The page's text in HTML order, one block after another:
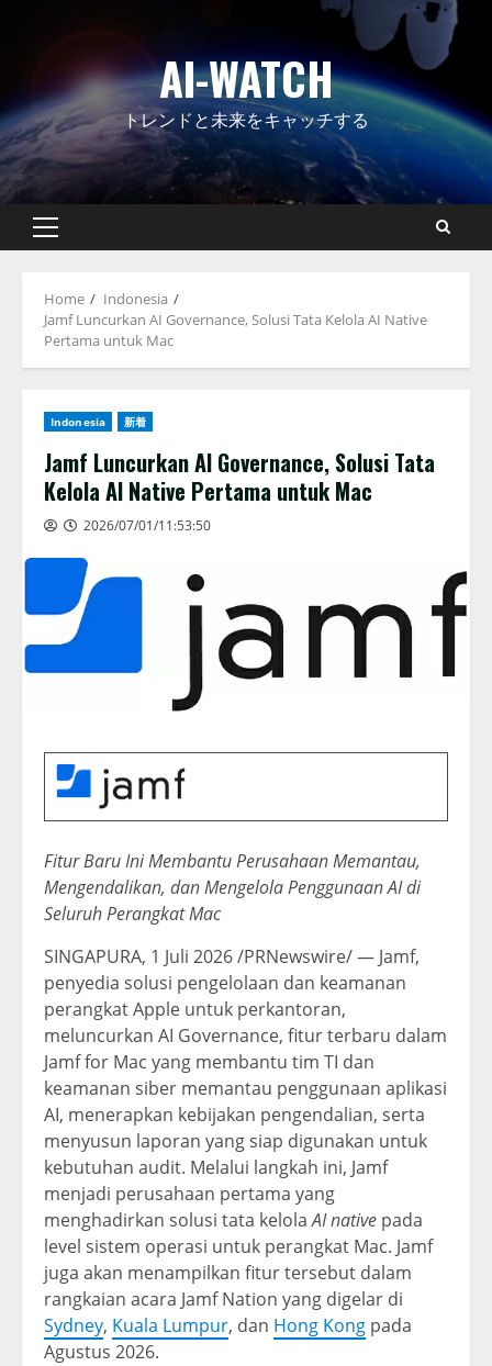
AI-WATCH
トレンドと未来をキャッチする
Primary
Home
Indonesia
Jamf Luncurkan AI Governance, Solusi Tata Kelola AI Native
Pertama untuk Mac
Indonesia 新着
Jamf Luncurkan AI Governance, Solusi Tata
Kelola AI Native Pertama untuk Mac
2026/07/01/11:53:50
Fitur Baru Ini Membantu Perusahaan Memantau,
Mengendalikan, dan Mengelola Penggunaan AI di
Seluruh Perangkat Mac
SINGAPURA, 1 Juli 2026 /PRNewswire/ — Jamf,
penyedia solusi pengelolaan dan keamanan
perangkat Apple untuk perkantoran,
meluncurkan AI Governance, fitur terbaru dalam
Jamf for Mac yang membantu tim TI dan
keamanan siber memantau penggunaan aplikasi
AI, menerapkan kebijakan pengendalian, serta
menyusun laporan yang siap digunakan untuk
kebutuhan audit. Melalui langkah ini, Jamf
menjadi perusahaan pertama yang
menghadirkan solusi tata kelolaAI native pada
level sistem operasi untuk perangkat Mac. Jamf
juga akan menampilkan fitur tersebut dalam
rangkaian acara Jamf Nation yang digelar di
Sydney, Kuala Lumpur, dan Hong Kong pada
Agustus 2026.